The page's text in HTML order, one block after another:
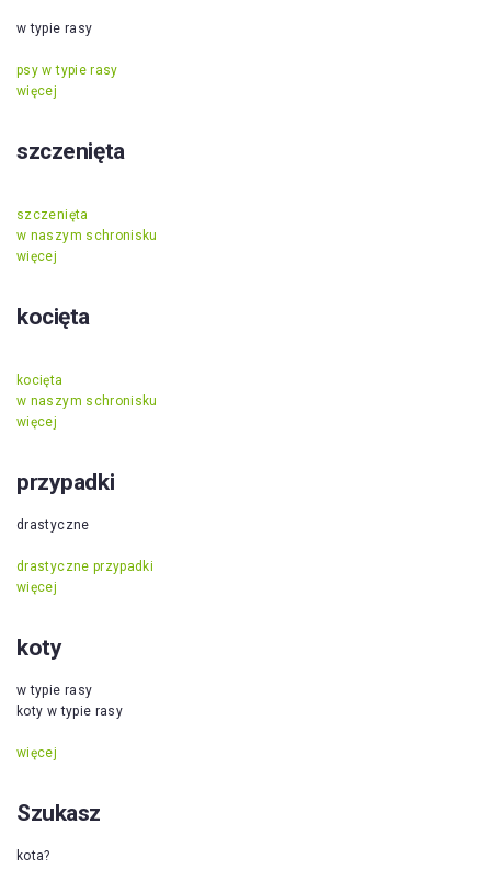
w typie rasy
psy w typie rasy
więcej
szczenięta
szczenięta
w naszym schronisku
więcej
kocięta
kocięta
w naszym schronisku
więcej
przypadki
drastyczne
drastyczne przypadki
więcej
koty
w typie rasy
koty w typie rasy
więcej
Szukasz
kota?